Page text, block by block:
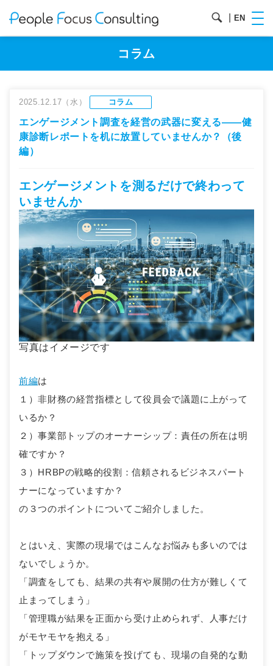
EN
コラム
2025.12.17（水） コラム
エンゲージメント調査を経営の武器に変える——健
康診断レポートを机に放置していませんか？（後
編）
エンゲージメントを測るだけで終わって
いませんか
写真はイメージです
前編は
１）非財務の経営指標として役員会で議題に上がって
いるか？
２）事業部トップのオーナーシップ：責任の所在は明
確ですか？
３）HRBPの戦略的役割：信頼されるビジネスパート
ナーになっていますか？
の３つのポイントについてご紹介しました。
とはいえ、実際の現場ではこんなお悩みも多いのでは
ないでしょうか。
「調査をしても、結果の共有や展開の仕方が難しくて
止まってしまう」
「管理職が結果を正面から受け止められず、人事だけ
がモヤモヤを抱える」
「トップダウンで施策を投げても、現場の自発的な動